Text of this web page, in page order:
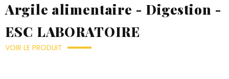
Argile alimentaire - Digestion -
ESC LABORATOIRE
VOIR LE PRODUIT